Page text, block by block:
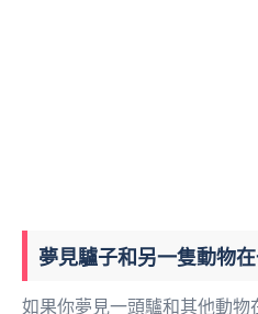
夢見驢子和另一隻動物
如果你夢見一頭驢和其他動物